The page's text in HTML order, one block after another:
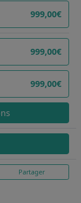
999,00€
999,00€
999,00€
Partager